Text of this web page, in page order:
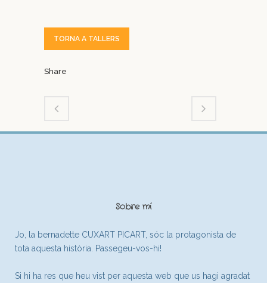
TORNA A TALLERS
Share
Sobre mí
Jo, la bernadette CUXART PICART, sóc la protagonista de
tota aquesta història. Passegeu-vos-hi!
Si hi ha res que heu vist per aquesta web que us hagi agradat